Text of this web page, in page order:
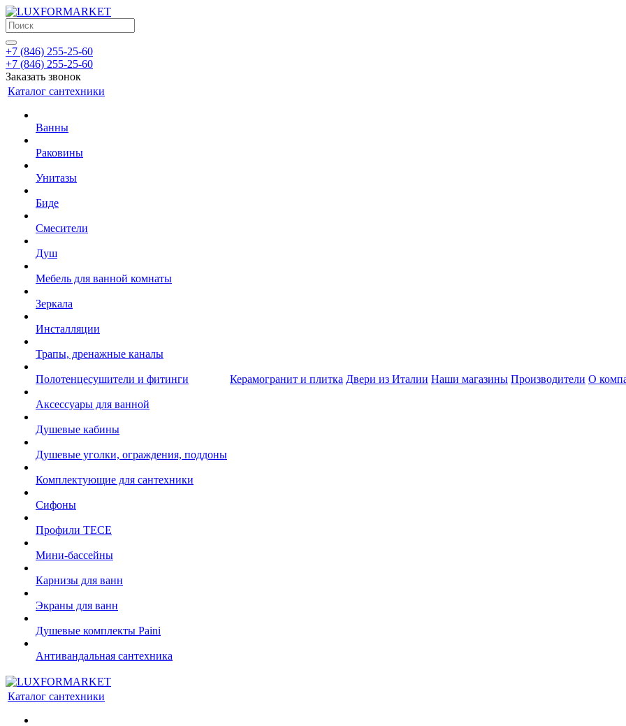
+7 (846) 255-25-60
+7 (846) 255-25-60
Заказать звонок
Каталог сантехники
Ванны
Раковины
Унитазы
Биде
Смесители
Душ
Мебель для ванной комнаты
Зеркала
Инсталляции
Трапы, дренажные каналы
Полотенцесушители и фитинги
Аксессуары для ванной
Душевые кабины
Душевые уголки, ограждения, поддоны
Комплектующие для сантехники
Сифоны
Профили TECE
Мини-бассейны
Карнизы для ванн
Экраны для ванн
Душевые комплекты Paini
Антивандальная сантехника
Керамогранит и плитка Двери из Италии Наши магазины Производители О
Каталог сантехники